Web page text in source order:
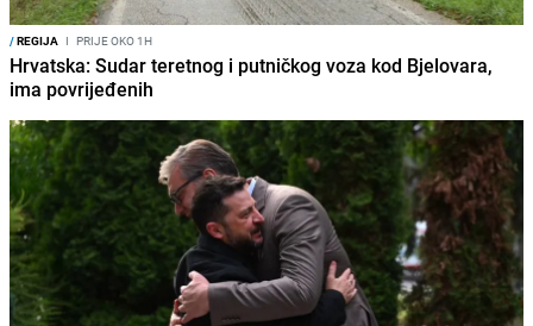
/REGIJA I PRIJE OKO 1H
Hrvatska: Sudar teretnog i putničkog voza kod Bjelovara,
ima povrijeđenih